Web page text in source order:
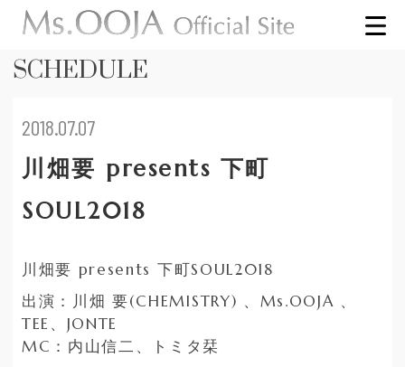
SCHEDULE
2018.07.07
川畑要 presents 下町
SOUL2018
川畑要 presents 下町SOUL2018
出演：川畑 要(CHEMISTRY) 、Ms.OOJA 、
TEE、JONTE
MC：内山信二、トミタ栞